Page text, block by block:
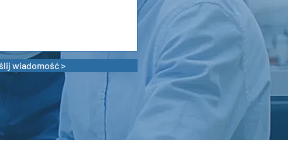
Wyślij wiadomość >